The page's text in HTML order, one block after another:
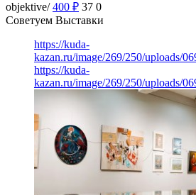
objektive/ 400 ₽ 37 0
Советуем Выставки
https://kuda-
kazan.ru/image/269/250/uploads/
https://kuda-
kazan.ru/image/269/250/uploads/